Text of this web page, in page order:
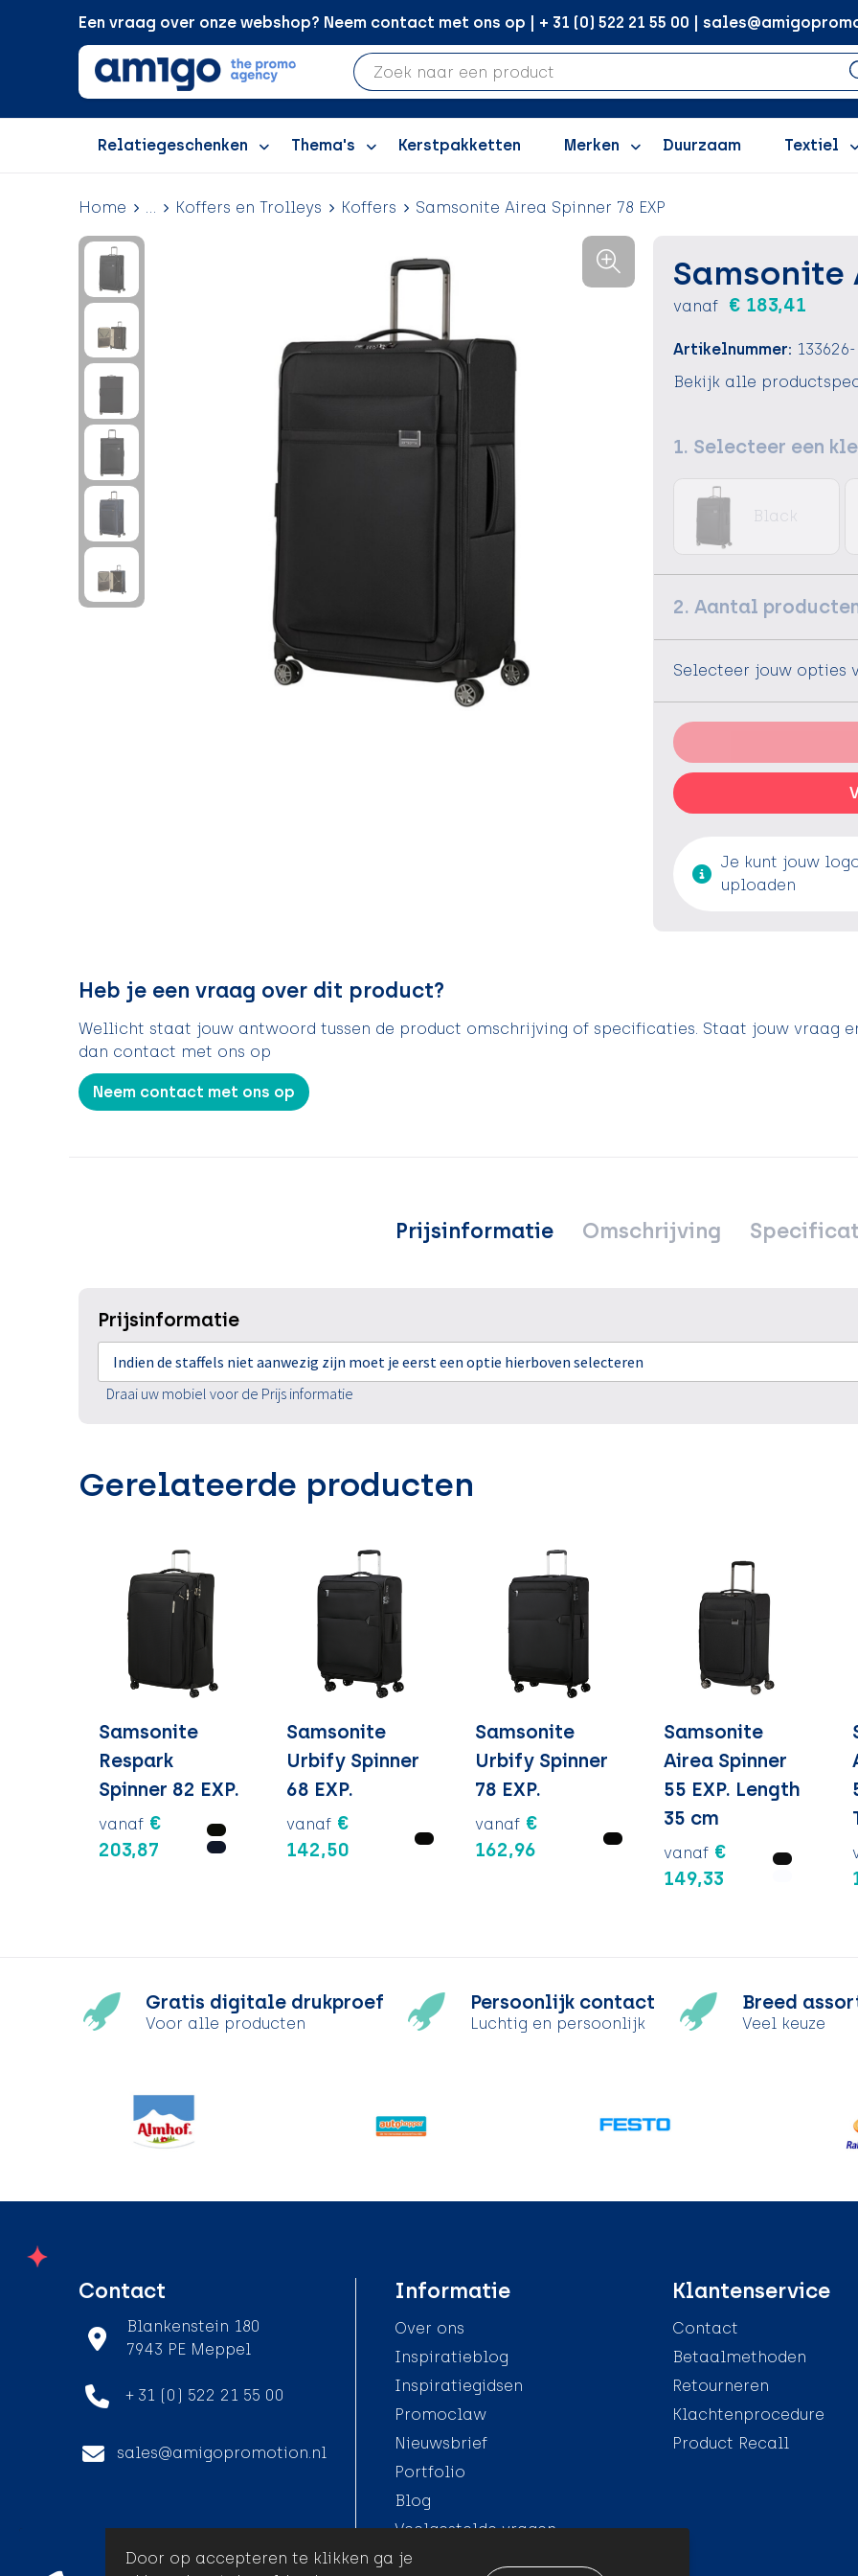
Een vraag over onze webshop? Neem contact met ons op | + 31 (0) 522 21 55 00 |
Relatiegeschenken Thema's Kerstpakketten Merken Duurzaam Textiel
Home ... Koffers en Trolleys Koffers Samsonite Airea Spinner 78 EXP
Samsonite
vanaf € 183,41
Artikelnummer:
Bekijk alle
1. Selecteer een
Black
2. Aantal
Selecteer jouw opties
Je kunt jouw
uploaden
Heb je een vraag over dit product?
Wellicht staat jouw antwoord tussen de product omschrijving of specificaties. Staat jouw vraag
dan contact met ons op
Neem contact met ons op
Prijsinformatie Omschrijving
Prijsinformatie
Indien de staffels niet aanwezig zijn moet je eerst een optie hierboven selecteren
Draai uw mobiel voor de Prijs informatie
Gerelateerde producten
Samsonite
Respark
Spinner 82 EXP.
vanaf €
203,87
Samsonite
Urbify Spinner
68 EXP.
vanaf €
142,50
Samsonite
Urbify Spinner
78 EXP.
vanaf €
162,96
Samsonite
Airea Spinner
55 EXP. Length
35 cm
vanaf €
149,33
Gratis digitale drukproef
Voor alle producten
Persoonlijk contact
Luchtig en persoonlijk
Breed
Veel keuze
Contact
Blankenstein 180
7943 PE Meppel
+ 31 (0) 522 21 55 00
sales@amigopromotion.nl
Informatie
Over ons
Inspiratieblog
Inspiratiegidsen
Promoclaw
Nieuwsbrief
Portfolio
Blog
Veelgestelde vragen
Klantenservice
Contact
Betaalmethoden
Retourneren
Klachtenprocedure
Product Recall
Door op accepteren te klikken ga je